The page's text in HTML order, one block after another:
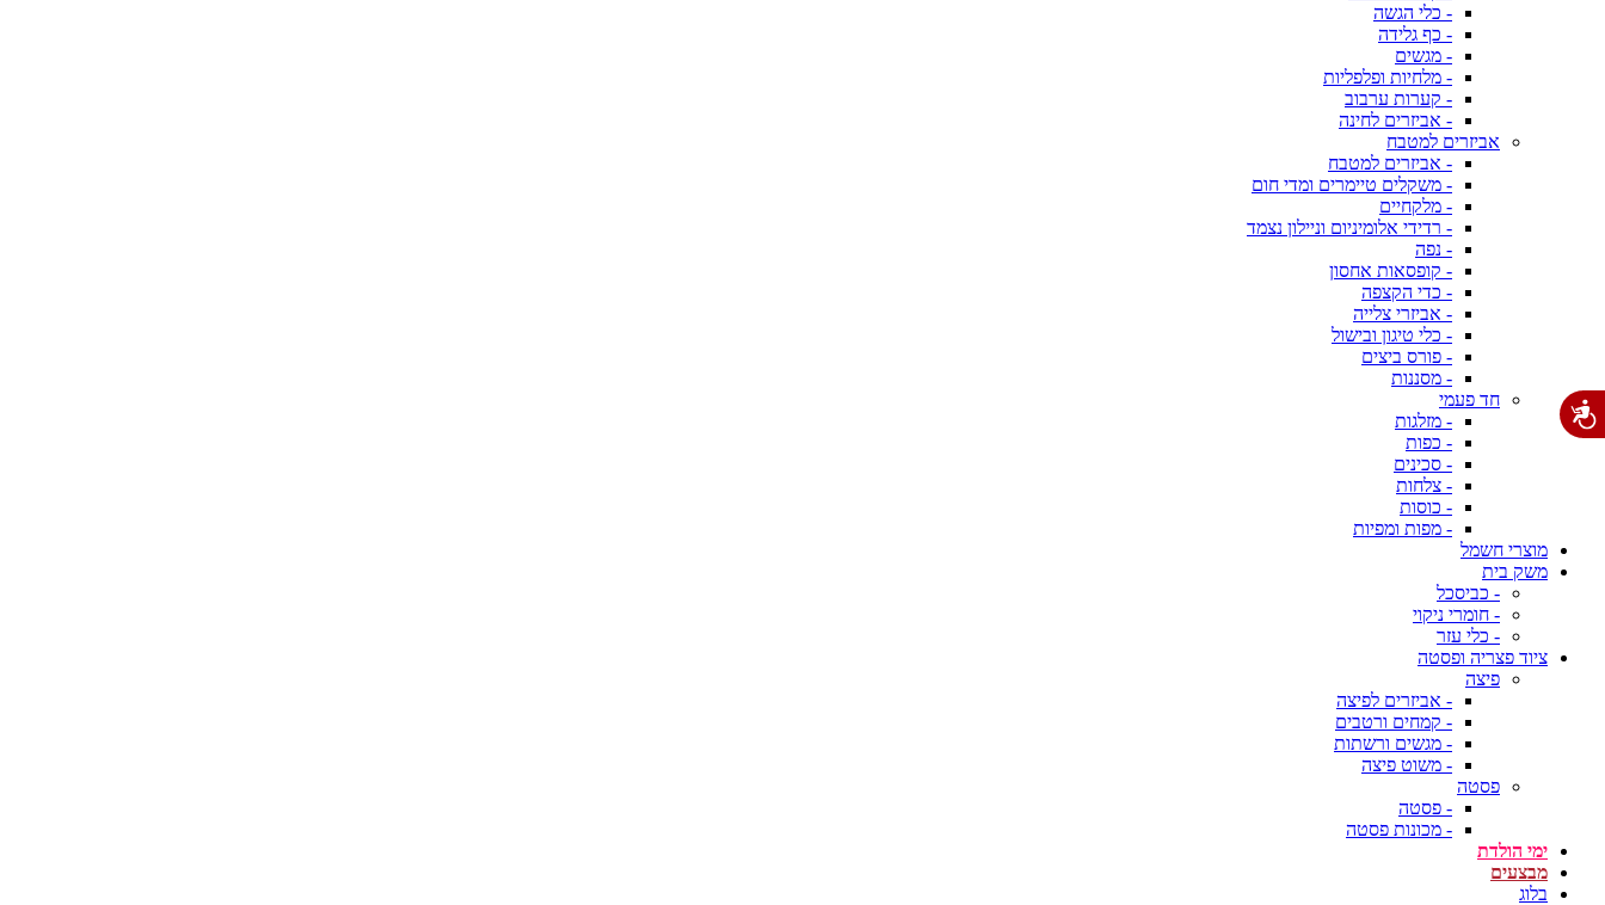
- כלי הגשה
- כף גלידה
- מגשים
- מלחיות ופלפליות
- קערות ערבוב
- אביזרים לחינה
אביזרים למטבח
- אביזרים למטבח
- משקלים טיימרים ומדי חום
- מלקחיים
- רדידי אלומיניום וניילון נצמד
- נפה
- קופסאות אחסון
- כדי הקצפה
- אביזרי צלייה
- כלי טיגון ובישול
- פורס ביצים
- מסננות
חד פעמי
- מזלגות
- כפות
- סכינים
- צלחות
- כוסות
- מפות ומפיות
מוצרי חשמל
משק בית
- כביסכל
- חומרי ניקוי
- כלי עזר
ציוד פצריה ופסטה
פיצה
- אביזרים לפיצה
- קמחים ורטבים
- מגשים ורשתות
- משוט פיצה
פסטה
- פסטה
- מכונות פסטה
ימי הולדת
מבצעים
בלוג